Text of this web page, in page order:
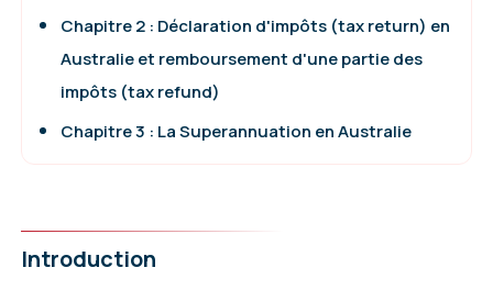
Chapitre 2 : Déclaration d'impôts (tax return) en
Australie et remboursement d'une partie des
impôts (tax refund)
Chapitre 3 : La Superannuation en Australie
Introduction